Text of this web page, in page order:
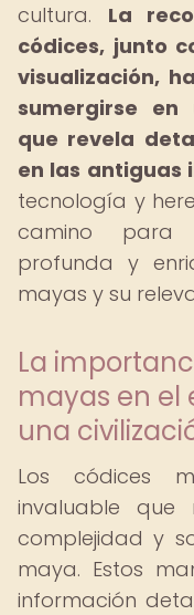
cultura. La
códices, junto
visualización,
sumergirse en
que revela
en las antiguas
tecnología y
camino para
profunda y
mayas y su
La
mayas en el
una
Los códices
invaluable que
complejidad y
maya. Estos
información